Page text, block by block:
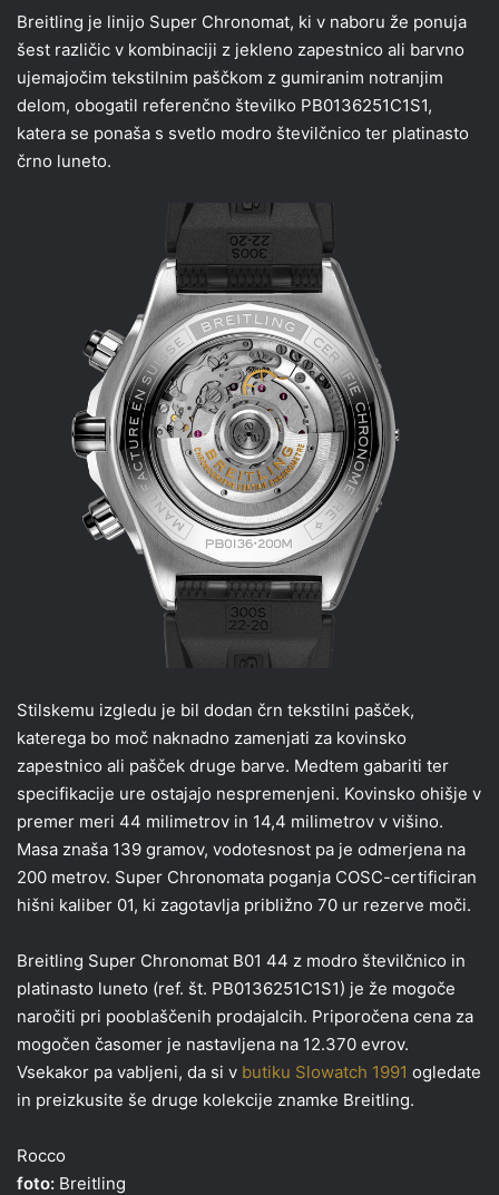
Breitling je linijo Super Chronomat, ki v naboru že ponuja
šest različic v kombinaciji z jekleno zapestnico ali barvno
ujemajočim tekstilnim paščkom z gumiranim notranjim
delom, obogatil referenčno številko PB0136251C1S1,
katera se ponaša s svetlo modro številčnico ter platinasto
črno luneto.
Stilskemu izgledu je bil dodan črn tekstilni pašček,
katerega bo moč naknadno zamenjati za kovinsko
zapestnico ali pašček druge barve. Medtem gabariti ter
specifikacije ure ostajajo nespremenjeni. Kovinsko ohišje v
premer meri 44 milimetrov in 14,4 milimetrov v višino.
Masa znaša 139 gramov, vodotesnost pa je odmerjena na
200 metrov. Super Chronomata poganja COSC-certificiran
hišni kaliber 01, ki zagotavlja približno 70 ur rezerve moči.
Breitling Super Chronomat B01 44 z modro številčnico in
platinasto luneto (ref. št. PB0136251C1S1) je že mogoče
naročiti pri pooblaščenih prodajalcih. Priporočena cena za
mogočen časomer je nastavljena na 12.370 evrov.
Vsekakor pa vabljeni, da si v butiku Slowatch 1991 ogledate
in preizkusite še druge kolekcije znamke Breitling.
Rocco
foto: Breitling